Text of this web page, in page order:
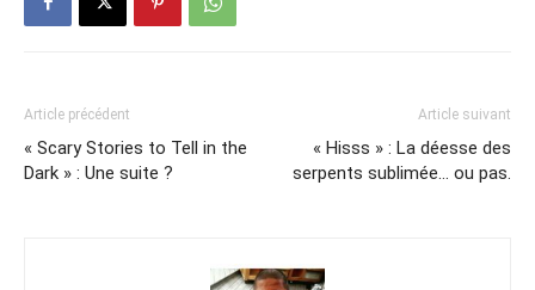
Article précédent
« Scary Stories to Tell in the
Dark » : Une suite ?
Article suivant
« Hisss » : La déesse des
serpents sublimée… ou pas.